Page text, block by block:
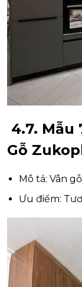
4.7. Mẫu
Gỗ
Mô tả: Vân
Ưu điểm: